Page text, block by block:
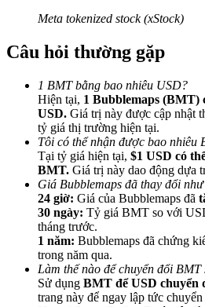
Lên đến 65% hoa hồng!
Giới thiệu
Mời một người bạn để nhận
Deposit CASHCAT & Win
Meta tokenized stock (xStock)
Câu hỏi thường gặp
1 BMT bằng bao nhiêu USD?
Hiện tại, 1 Bubblemaps (BMT)
USD. Giá trị này được cập nhật
tỷ giá thị trường hiện tại.
Tôi có thể nhận được bao nhiêu
Tại tỷ giá hiện tại, $1 USD có
BMT. Giá trị này dao động dựa
Giá Bubblemaps đã thay đổi
24 giờ: Giá của Bubblemaps đã
30 ngày: Tỷ giá BMT so với
tháng trước.
1 năm: Bubblemaps đã chứng
trong năm qua.
Làm thế nào để chuyển đổi BMT
Sử dụng BMT để USD chuyển
trang này để ngay lập tức